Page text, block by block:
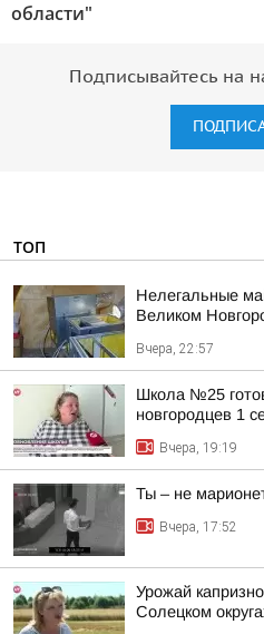
области"
Подписывайтесь на
ТОП
Нелегальные
Великом
Вчера, 22:57
Школа №25
новгородцев 1
Вчера, 19:19
Ты – не
Вчера, 17:52
Урожай
Солецком